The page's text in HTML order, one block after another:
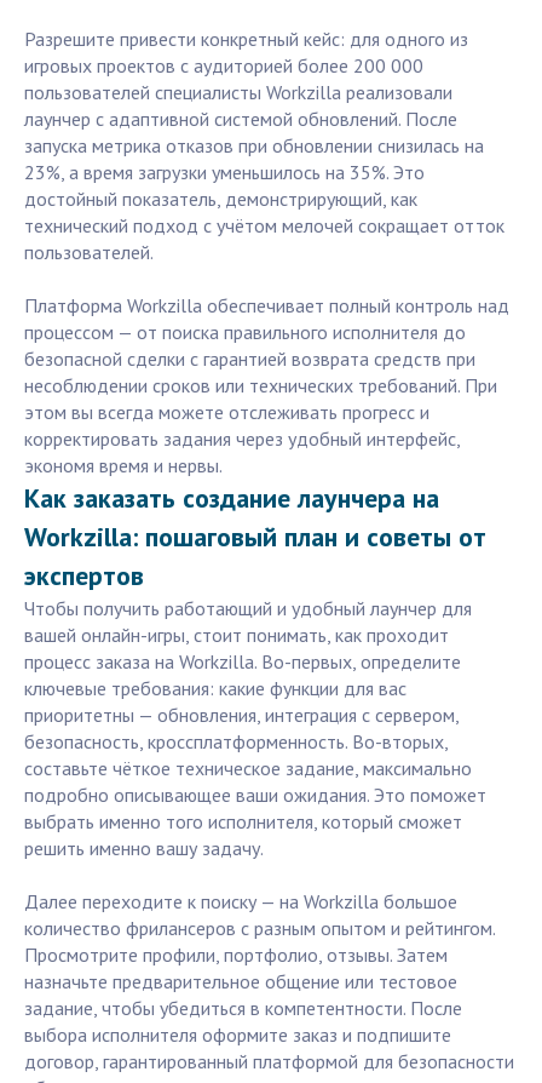
Разрешите привести конкретный кейс: для одного из
игровых проектов с аудиторией более 200 000
пользователей специалисты Workzilla реализовали
лаунчер с адаптивной системой обновлений. После
запуска метрика отказов при обновлении снизилась на
23%, а время загрузки уменьшилось на 35%. Это
достойный показатель, демонстрирующий, как
технический подход с учётом мелочей сокращает отток
пользователей.
Платформа Workzilla обеспечивает полный контроль над
процессом — от поиска правильного исполнителя до
безопасной сделки с гарантией возврата средств при
несоблюдении сроков или технических требований. При
этом вы всегда можете отслеживать прогресс и
корректировать задания через удобный интерфейс,
экономя время и нервы.
Как заказать создание лаунчера на
Workzilla: пошаговый план и советы от
экспертов
Чтобы получить работающий и удобный лаунчер для
вашей онлайн-игры, стоит понимать, как проходит
процесс заказа на Workzilla. Во-первых, определите
ключевые требования: какие функции для вас
приоритетны — обновления, интеграция с сервером,
безопасность, кроссплатформенность. Во-вторых,
составьте чёткое техническое задание, максимально
подробно описывающее ваши ожидания. Это поможет
выбрать именно того исполнителя, который сможет
решить именно вашу задачу.
Далее переходите к поиску — на Workzilla большое
количество фрилансеров с разным опытом и рейтингом.
Просмотрите профили, портфолио, отзывы. Затем
назначьте предварительное общение или тестовое
задание, чтобы убедиться в компетентности. После
выбора исполнителя оформите заказ и подпишите
договор, гарантированный платформой для безопасности